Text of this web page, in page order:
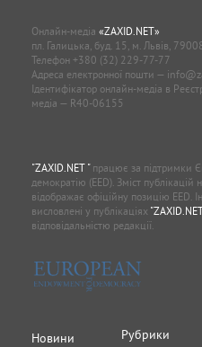
Онлайн-медіа «ZAXID.NET»
пл. Галицька, буд. 15, м. Львів,
Телефон +380 (32) 229-77-77
Адреса електронної пошти —
Ідентифікатор онлайн-медіа в
медіа — R40-06155
"ZAXID.NET "працює за підтримки
демократію (EED). Зміст публікацій
відображає офіційну позицію EED.
висловлені у публікаціях
відповідальністю редакції.
Новини
Рубрики